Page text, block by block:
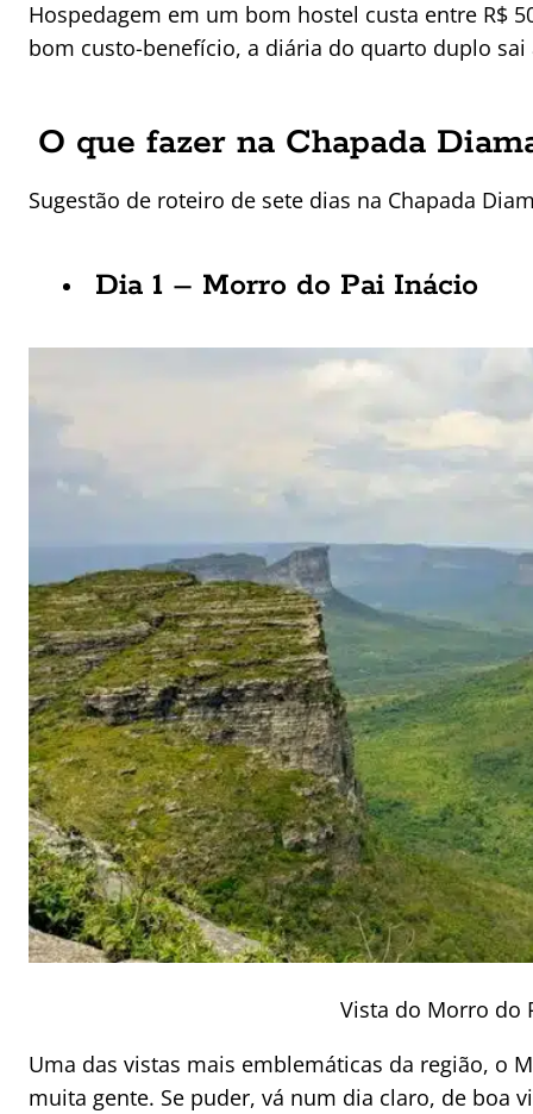
Hospedagem em um bom hostel custa entre R$
bom custo-benefício, a diária do quarto duplo sai
O que fazer na Chapada
Sugestão de roteiro de sete dias na Chapada
Dia 1 – Morro do Pai Inácio
Vista do Morro do
Uma das vistas mais emblemáticas da região, o
muita gente. Se puder, vá num dia claro, de boa